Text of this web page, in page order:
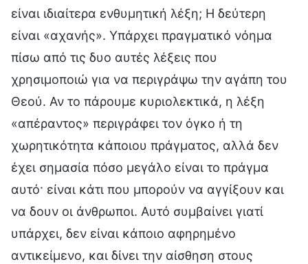
είναι ιδιαίτερα ενθυμητική λέξη; Η δεύτερη
είναι «αχανής». Υπάρχει πραγματικό νόημα
πίσω από τις δυο αυτές λέξεις που
χρησιμοποιώ για να περιγράψω την αγάπη του
Θεού. Αν το πάρουμε κυριολεκτικά, η λέξη
«απέραντος» περιγράφει τον όγκο ή τη
χωρητικότητα κάποιου πράγματος, αλλά δεν
έχει σημασία πόσο μεγάλο είναι το πράγμα
αυτό· είναι κάτι που μπορούν να αγγίξουν και
να δουν οι άνθρωποι. Αυτό συμβαίνει γιατί
υπάρχει, δεν είναι κάποιο αφηρημένο
αντικείμενο, και δίνει την αίσθηση στους